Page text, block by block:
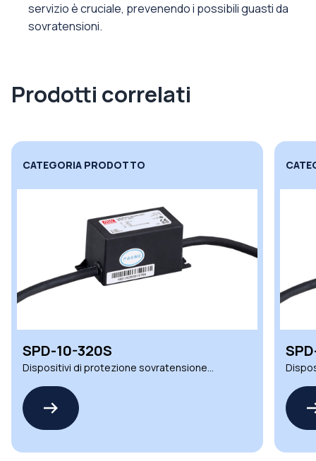
servizio è cruciale, prevenendo i possibili guasti da
sovratensioni.
Prodotti correlati
CATEGORIA PRODOTTO
SPD-10-320S
Dispositivi di protezione sovratensione